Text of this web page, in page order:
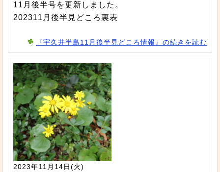
11月後半号を更新しました。
202311月後半見どころ裏表
『宇久井半島11月後半見どころ情報』の続きを読む
2023年11月14日(火)